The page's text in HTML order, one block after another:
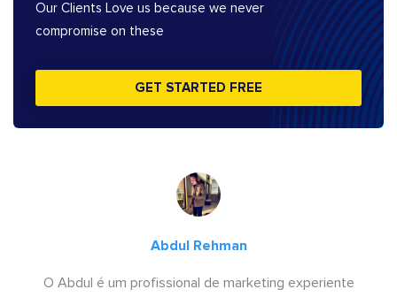
Our Clients Love us because we never
compromise on these
GET STARTED FREE
Abdul Rehman
O Abdul é um profissional de marketing experiente